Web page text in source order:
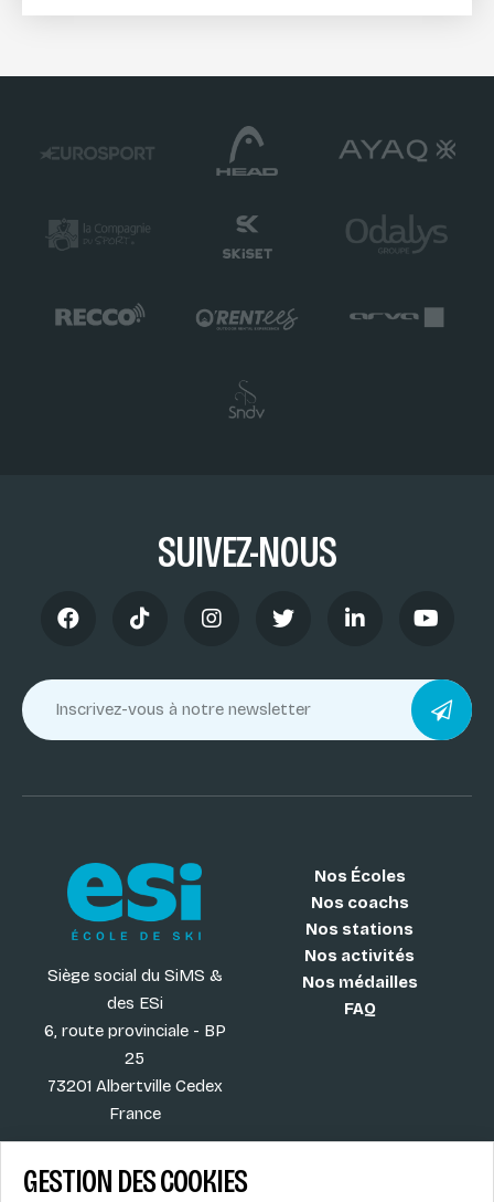
SUIVEZ-NOUS
Siège social du SiMS &
des ESi
6, route provinciale - BP
25
73201 Albertville Cedex
France
Nos Écoles
Nos coachs
Nos stations
Nos activités
Nos médailles
FAQ
GESTION DES COOKIES